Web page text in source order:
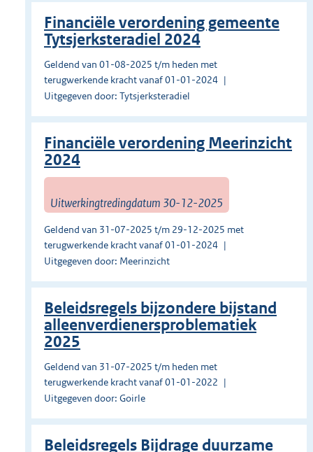
Financiële verordening gemeente
Tytsjerksteradiel 2024
Geldend van 01-08-2025 t/m heden met
terugwerkende kracht vanaf 01-01-2024
Uitgegeven door: Tytsjerksteradiel
Financiële verordening Meerinzicht
2024
Uitwerkingtredingdatum 30-12-2025
Geldend van 31-07-2025 t/m 29-12-2025 met
terugwerkende kracht vanaf 01-01-2024
Uitgegeven door: Meerinzicht
Beleidsregels bijzondere bijstand
alleenverdienersproblematiek
2025
Geldend van 31-07-2025 t/m heden met
terugwerkende kracht vanaf 01-01-2022
Uitgegeven door: Goirle
Beleidsregels Bijdrage duurzame